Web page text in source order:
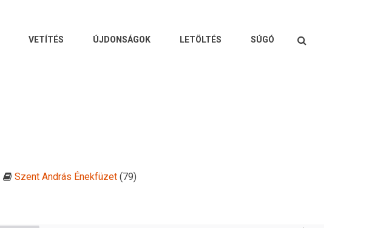
Keresés
VETÍTÉS ÚJDONSÁGOK LETÖLTÉS SÚGÓ
Szent András Énekfüzet (79)